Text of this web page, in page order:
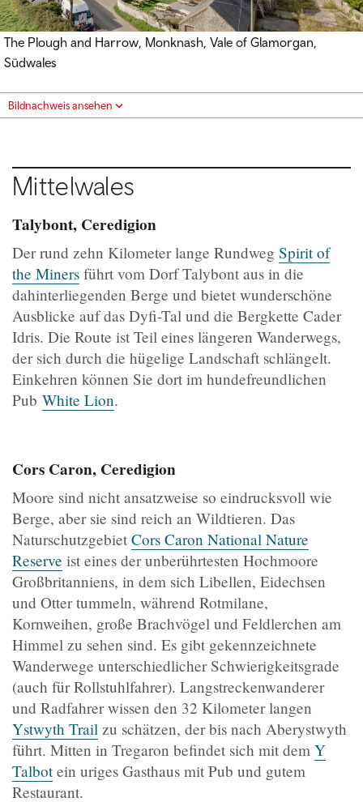
The Plough and Harrow, Monknash, Vale of Glamorgan,
Südwales
Bildnachweis ansehen
Mittelwales
Talybont, Ceredigion
Der rund zehn Kilometer lange Rundweg Spirit of
the Miners führt vom Dorf Talybont aus in die
dahinterliegenden Berge und bietet wunderschöne
Ausblicke auf das Dyfi-Tal und die Bergkette Cader
Idris. Die Route ist Teil eines längeren Wanderwegs,
der sich durch die hügelige Landschaft schlängelt.
Einkehren können Sie dort im hundefreundlichen
Pub White Lion.
Cors Caron, Ceredigion
Moore sind nicht ansatzweise so eindrucksvoll wie
Berge, aber sie sind reich an Wildtieren. Das
Naturschutzgebiet Cors Caron National Nature
Reserve ist eines der unberührtesten Hochmoore
Großbritanniens, in dem sich Libellen, Eidechsen
und Otter tummeln, während Rotmilane,
Kornweihen, große Brachvögel und Feldlerchen am
Himmel zu sehen sind. Es gibt gekennzeichnete
Wanderwege unterschiedlicher Schwierigkeitsgrade
(auch für Rollstuhlfahrer). Langstreckenwanderer
und Radfahrer wissen den 32 Kilometer langen
Ystwyth Trail zu schätzen, der bis nach Aberystwyth
führt. Mitten in Tregaron befindet sich mit dem Y
Talbotein uriges Gasthaus mit Pub und gutem
Restaurant.